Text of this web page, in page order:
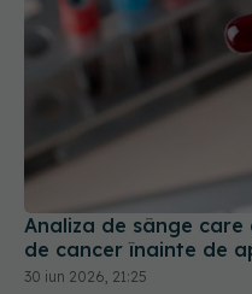
Analiza de sânge
de cancer înainte de
30 iun 2026, 21:25